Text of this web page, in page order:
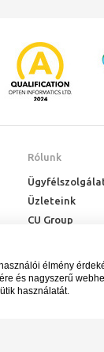
Rólunk
Üzleteink
CU Group
élmény
és nagyszerű
használatát.